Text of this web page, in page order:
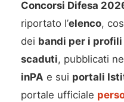
Concorsi Difesa
riportato l’elenco,
dei bandi per i
scaduti, pubblicati
inPA e sui portali
portale ufficiale